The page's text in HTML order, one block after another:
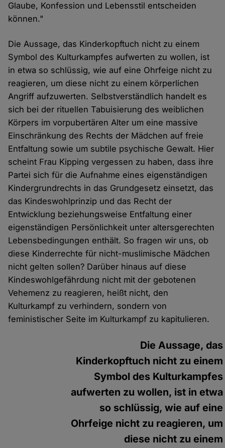
Glaube, Konfession und Lebensstil entscheiden
können."
Die Aussage, das Kinderkopftuch nicht zu einem
Symbol des Kulturkampfes aufwerten zu wollen, ist
in etwa so schlüssig, wie auf eine Ohrfeige nicht zu
reagieren, um diese nicht zu einem körperlichen
Angriff aufzuwerten. Selbstverständlich handelt es
sich bei der rituellen Tabuisierung des weiblichen
Körpers im vorpubertären Alter um eine massive
Einschränkung des Rechts der Mädchen auf freie
Entfaltung sowie um subtile psychische Gewalt. Hier
scheint Frau Kipping vergessen zu haben, dass ihre
Partei sich für die Aufnahme eines eigenständigen
Kindergrundrechts in das Grundgesetz einsetzt, das
das Kindeswohlprinzip und das Recht der
Entwicklung beziehungsweise Entfaltung einer
eigenständigen Persönlichkeit unter altersgerechten
Lebensbedingungen enthält. So fragen wir uns, ob
diese Kinderrechte für nicht-muslimische Mädchen
nicht gelten sollen? Darüber hinaus auf diese
Kindeswohlgefährdung nicht mit der gebotenen
Vehemenz zu reagieren, heißt nicht, den
Kulturkampf zu verhindern, sondern von
feministischer Seite im Kulturkampf zu kapitulieren.
Die Aussage, das
Kinderkopftuch nicht zu einem
Symbol des Kulturkampfes
aufwerten zu wollen, ist in etwa
so schlüssig, wie auf eine
Ohrfeige nicht zu reagieren, um
diese nicht zu einem